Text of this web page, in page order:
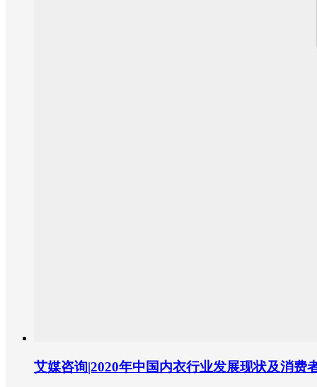
艾媒咨询|2020年中国内衣行业发展现状及消费